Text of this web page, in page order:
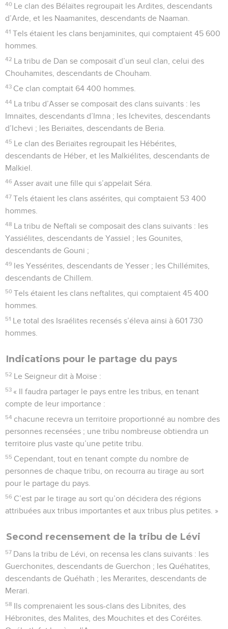
40 Le clan des Bélaïtes regroupait les Ardites, descendants
d’Arde, et les Naamanites, descendants de Naaman.
41 Tels étaient les clans benjaminites, qui comptaient 45 600
hommes.
42 La tribu de Dan se composait d’un seul clan, celui des
Chouhamites, descendants de Chouham.
43 Ce clan comptait 64 400 hommes.
44 La tribu d’Asser se composait des clans suivants : les
Imnaïtes, descendants d’Imna ; les Ichevites, descendants
d’Ichevi ; les Beriaïtes, descendants de Beria.
45 Le clan des Beriaïtes regroupait les Hébérites,
descendants de Héber, et les Malkiélites, descendants de
Malkiel.
46 Asser avait une fille qui s’appelait Séra.
47 Tels étaient les clans assérites, qui comptaient 53 400
hommes.
48 La tribu de Neftali se composait des clans suivants : les
Yassiélites, descendants de Yassiel ; les Gounites,
descendants de Gouni ;
49 les Yessérites, descendants de Yesser ; les Chillémites,
descendants de Chillem.
50 Tels étaient les clans neftalites, qui comptaient 45 400
hommes.
51 Le total des Israélites recensés s’éleva ainsi à 601 730
hommes.
Indications pour le partage du pays
52 Le Seigneur dit à Moïse :
53 « Il faudra partager le pays entre les tribus, en tenant
compte de leur importance :
54 chacune recevra un territoire proportionné au nombre des
personnes recensées ; une tribu nombreuse obtiendra un
territoire plus vaste qu’une petite tribu.
55 Cependant, tout en tenant compte du nombre de
personnes de chaque tribu, on recourra au tirage au sort
pour le partage du pays.
56 C’est par le tirage au sort qu’on décidera des régions
attribuées aux tribus importantes et aux tribus plus petites. »
Second recensement de la tribu de Lévi
57 Dans la tribu de Lévi, on recensa les clans suivants : les
Guerchonites, descendants de Guerchon ; les Quéhatites,
descendants de Quéhath ; les Merarites, descendants de
Merari.
58 Ils comprenaient les sous-clans des Libnites, des
Hébronites, des Malites, des Mouchites et des Coréites.